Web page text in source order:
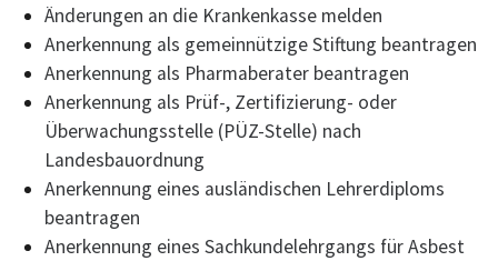
Änderungen an die Krankenkasse melden
Anerkennung als gemeinnützige Stiftung beantragen
Anerkennung als Pharmaberater beantragen
Anerkennung als Prüf-, Zertifizierung- oder
Überwachungsstelle (PÜZ-Stelle) nach
Landesbauordnung
Anerkennung eines ausländischen Lehrerdiploms
beantragen
Anerkennung eines Sachkundelehrgangs für Asbest